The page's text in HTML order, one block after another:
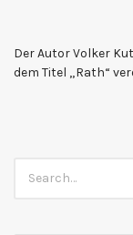
Der Autor Volker
dem Titel „Rath“
for: